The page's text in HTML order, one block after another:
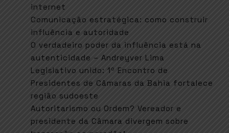
internet
Comunicação estratégica: como construir
influência e autoridade
O verdadeiro poder da influência está na
autenticidade – Andreyver Lima
Legislativo unido: 1º Encontro de
Presidentes de Câmaras da Bahia fortalece
região sudoeste
Autoritarismo ou Ordem? Vereador e
presidente da Câmara divergem sobre